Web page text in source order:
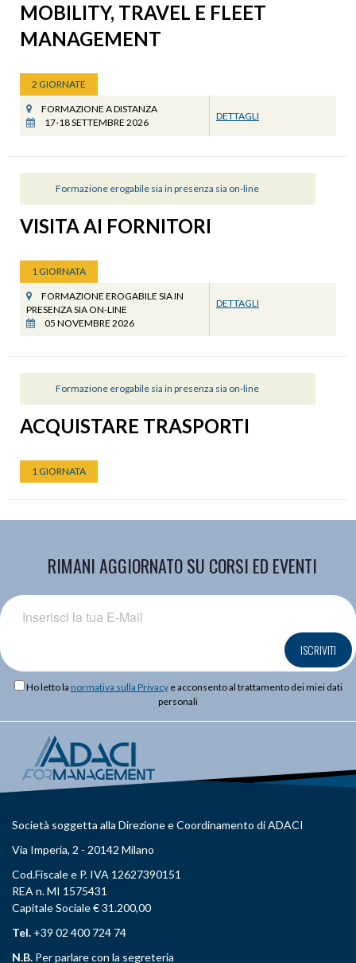
MOBILITY, TRAVEL E FLEET
MANAGEMENT
2 GIORNATE
FORMAZIONE A DISTANZA
17-18 SETTEMBRE 2026
DETTAGLI
Formazione erogabile sia in presenza sia on-line
VISITA AI FORNITORI
1 GIORNATA
FORMAZIONE EROGABILE SIA IN
PRESENZA SIA ON-LINE
05 NOVEMBRE 2026
DETTAGLI
Formazione erogabile sia in presenza sia on-line
ACQUISTARE TRASPORTI
1 GIORNATA
RIMANI AGGIORNATO SU CORSI ED EVENTI
ISCRIVITI
Ho letto la normativa sulla Privacye acconsento al trattamento dei miei dati
personali
Società soggetta alla Direzione e Coordinamento di ADACI
Via Imperia, 2 - 20142 Milano
Cod.Fiscale e P. IVA 12627390151
REA n. MI 1575431
Capitale Sociale € 31.200,00
Tel. +39 02 400 724 74
N.B. Per parlare con la segreteria